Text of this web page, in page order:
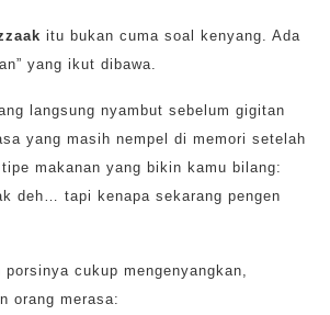
itu bukan cuma soal kenyang. Ada
yang ikut dibawa.
langsung nyambut sebelum gigitan
yang masih nempel di memori setelah
makanan yang bikin kamu bilang:
deh… tapi kenapa sekarang pengen
porsinya cukup mengenyangkan,
orang merasa: